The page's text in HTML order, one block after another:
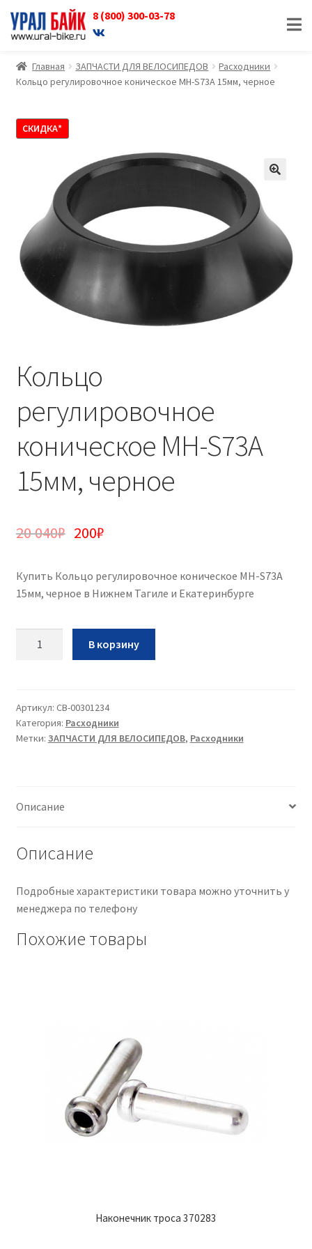
8 (800) 300-03-78
Перейти
к
навигации
Перейти
к
содержимому
Главная ЗАПЧАСТИ ДЛЯ ВЕЛОСИПЕДОВ
Расходники
Кольцо регулировочное коническое MH-S73A 15мм, черное
СКИДКА*
Кольцо
регулировочное
коническое MH-S73A
15мм, черное
20 040₽ 200₽
Купить Кольцо регулировочное коническое MH-S73A
15мм, черное в Нижнем Тагиле и Екатеринбурге
MH-
S73A
15мм,
В корзину
Артикул: CB-00301234
Категория: Расходники
Метки: ЗАПЧАСТИ ДЛЯ ВЕЛОСИПЕДОВ, Расходники
Описание
Описание
Подробные характеристики товара можно уточнить у
менеджера по телефону
Похожие товары
Наконечник троса 370283